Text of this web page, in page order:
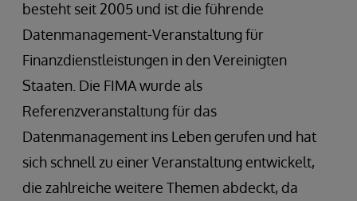
besteht seit 2005 und ist die führende
Datenmanagement-Veranstaltung für
Finanzdienstleistungen in den Vereinigten
Staaten. Die FIMA wurde als
Referenzveranstaltung für das
Datenmanagement ins Leben gerufen und hat
sich schnell zu einer Veranstaltung entwickelt,
die zahlreiche weitere Themen abdeckt, da